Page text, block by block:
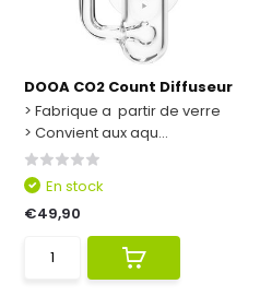
DOOA CO2 Count Diffuseur
> Fabrique a partir de verre
> Convient aux aqu...
En stock
€49,90